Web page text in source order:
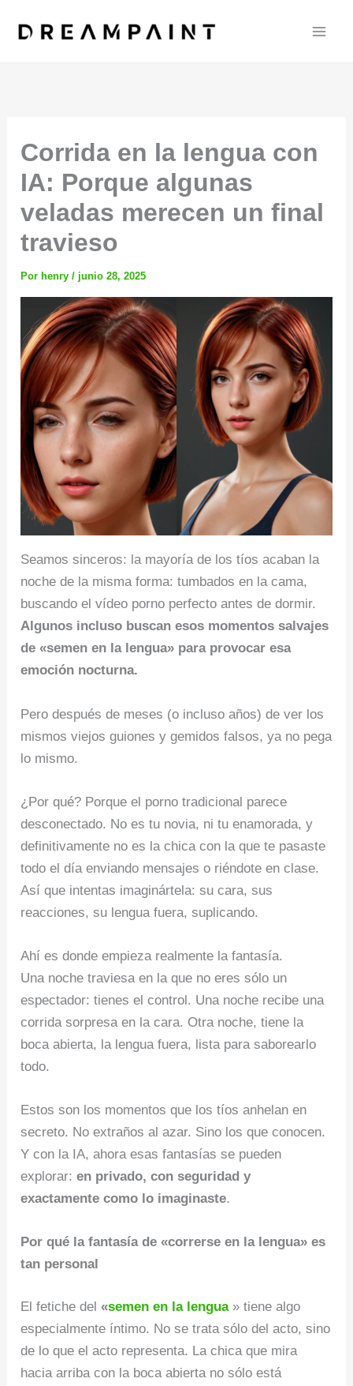
Corrida en la lengua con
IA: Porque algunas
veladas merecen un final
travieso
Porhenry/ junio 28, 2025
Seamos sinceros: la mayoría de los tíos acaban la
noche de la misma forma: tumbados en la cama,
buscando el vídeo porno perfecto antes de dormir.
Algunos incluso buscan esos momentos salvajes
de «semen en la lengua» para provocar esa
emoción nocturna.
Pero después de meses (o incluso años) de ver los
mismos viejos guiones y gemidos falsos, ya no pega
lo mismo.
¿Por qué? Porque el porno tradicional parece
desconectado. No es tu novia, ni tu enamorada, y
definitivamente no es la chica con la que te pasaste
todo el día enviando mensajes o riéndote en clase.
Así que intentas imaginártela: su cara, sus
reacciones, su lengua fuera, suplicando.
Ahí es donde empieza realmente la fantasía.
Una noche traviesa en la que no eres sólo un
espectador: tienes el control. Una noche recibe una
corrida sorpresa en la cara. Otra noche, tiene la
boca abierta, la lengua fuera, lista para saborearlo
todo.
Estos son los momentos que los tíos anhelan en
secreto. No extraños al azar. Sino los que conocen.
Y con la IA, ahora esas fantasías se pueden
explorar:en privado, con seguridad y
exactamente como lo imaginaste.
Por qué la fantasía de «correrse en la lengua» es
tan personal
El fetiche del«semen en la lengua» tiene algo
especialmente íntimo. No se trata sólo del acto, sino
de lo que el acto representa. La chica que mira
hacia arriba con la boca abierta no sólo está